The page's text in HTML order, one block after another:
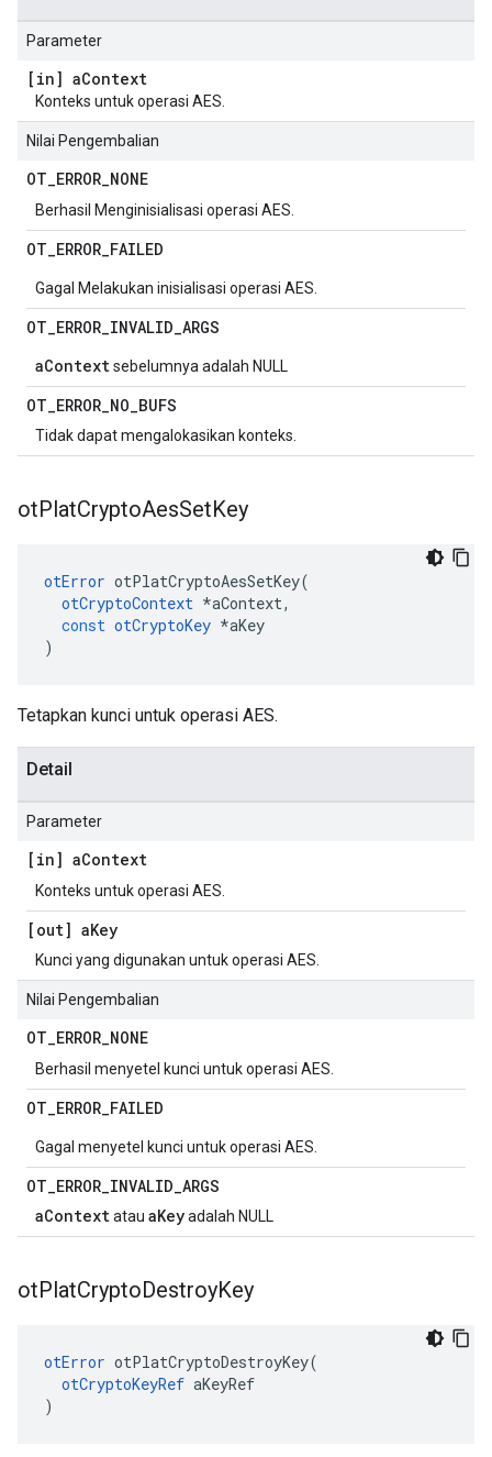
Parameter
[in] aContext
Konteks untuk operasi AES.
Nilai Pengembalian
OT_ERROR_NONE
Berhasil Menginisialisasi operasi AES.
OT_ERROR_FAILED
Gagal Melakukan inisialisasi operasi AES.
OT_ERROR_INVALID_ARGS
aContextsebelumnya adalah NULL
OT_ERROR_NO_BUFS
Tidak dapat mengalokasikan konteks.
otPlatCryptoAesSetKey
otError otPlatCryptoAesSetKey(
otCryptoContext *aContext,
const otCryptoKey *aKey
)
Tetapkan kunci untuk operasi AES.
Detail
Parameter
[in] aContext
Konteks untuk operasi AES.
[out] aKey
Kunci yang digunakan untuk operasi AES.
Nilai Pengembalian
OT_ERROR_NONE
Berhasil menyetel kunci untuk operasi AES.
OT_ERROR_FAILED
Gagal menyetel kunci untuk operasi AES.
OT_ERROR_INVALID_ARGS
aContextatau aKeyadalah NULL
otPlatCryptoDestroyKey
otError otPlatCryptoDestroyKey(
otCryptoKeyRef aKeyRef
)